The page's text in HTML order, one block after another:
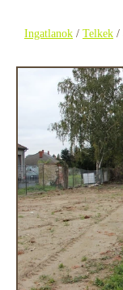
Ingatlanok / Telkek /